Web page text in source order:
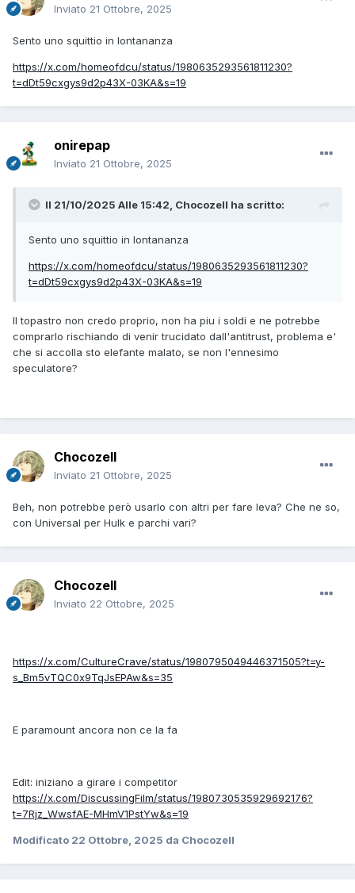
Inviato 21 Ottobre, 2025
Sento uno squittio in lontananza
https://x.com/homeofdcu/status/1980635293561811230?
t=dDt59cxgys9d2p43X-03KA&s=19
onirepap
Inviato 21 Ottobre, 2025
Il 21/10/2025 Alle 15:42, Chocozell ha scritto:
Sento uno squittio in lontananza
https://x.com/homeofdcu/status/1980635293561811230?
t=dDt59cxgys9d2p43X-03KA&s=19
Il topastro non credo proprio, non ha piu i soldi e ne potrebbe
comprarlo rischiando di venir trucidato dall'antitrust, problema e'
che si accolla sto elefante malato, se non l'ennesimo
speculatore?
Chocozell
Inviato 21 Ottobre, 2025
Beh, non potrebbe però usarlo con altri per fare leva? Che ne so,
con Universal per Hulk e parchi vari?
Chocozell
Inviato 22 Ottobre, 2025
https://x.com/CultureCrave/status/1980795049446371505?t=y-
s_Bm5vTQC0x9TqJsEPAw&s=35
E paramount ancora non ce la fa
Edit: iniziano a girare i competitor
https://x.com/DiscussingFilm/status/1980730535929692176?
t=7Rjz_WwsfAE-MHmV1PstYw&s=19
Modificato 22 Ottobre, 2025 da Chocozell